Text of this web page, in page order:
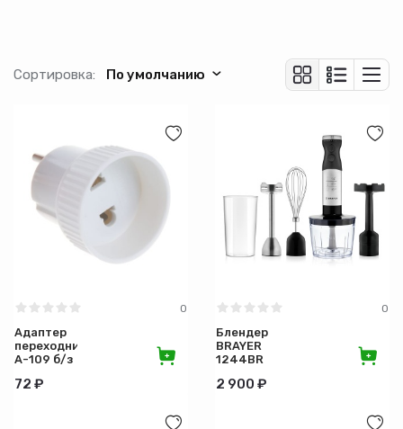
Тип соединения
Размер
Тип покрытия
Мощность (Вт)
Вес выпечки (кг)
Сортировка: По умолчанию
0
Адаптер
переходник
А-109 б/з
72 ₽
0
Блендер
BRAYER
1244BR
2 900 ₽